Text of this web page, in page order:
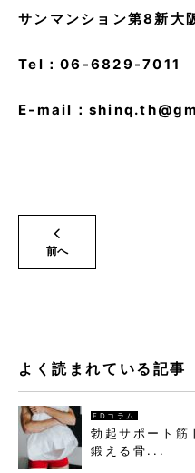
サンマンション第8新大
Tel：06-6829-7011
E-mail：
前へ
よく読まれている記事
EDコラム
勃起サポート
鍛える骨...